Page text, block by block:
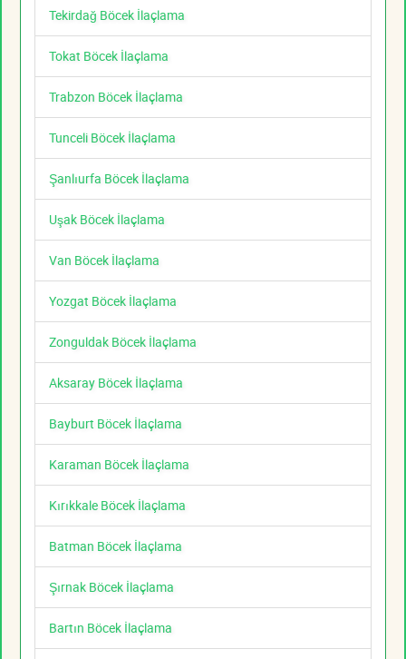
Tekirdağ Böcek İlaçlama
Tokat Böcek İlaçlama
Trabzon Böcek İlaçlama
Tunceli Böcek İlaçlama
Şanlıurfa Böcek İlaçlama
Uşak Böcek İlaçlama
Van Böcek İlaçlama
Yozgat Böcek İlaçlama
Zonguldak Böcek İlaçlama
Aksaray Böcek İlaçlama
Bayburt Böcek İlaçlama
Karaman Böcek İlaçlama
Kırıkkale Böcek İlaçlama
Batman Böcek İlaçlama
Şırnak Böcek İlaçlama
Bartın Böcek İlaçlama